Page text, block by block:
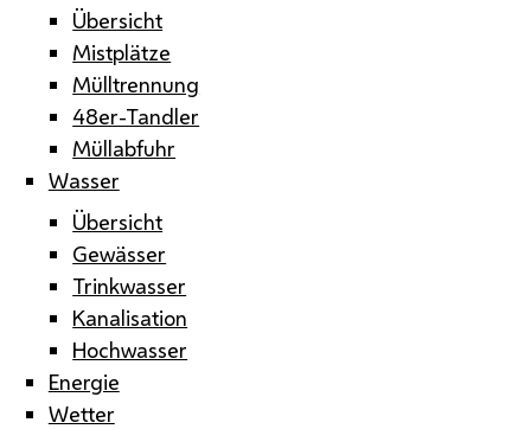
Übersicht
Mistplätze
Mülltrennung
48er-Tandler
Müllabfuhr
Wasser
Übersicht
Gewässer
Trinkwasser
Kanalisation
Hochwasser
Energie
Wetter